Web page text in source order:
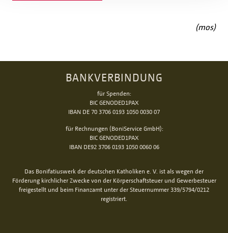
(mos)
BANKVERBINDUNG
für Spenden:
BIC GENODED1PAX
IBAN DE 70 3706 0193 1050 0030 07
für Rechnungen (BoniService GmbH):
BIC GENODED1PAX
IBAN DE92 3706 0193 1050 0060 06
Das Bonifatiuswerk der deutschen Katholiken e. V. ist als wegen der
Förderung kirchlicher Zwecke von der Körperschaftsteuer und Gewerbesteuer
freigestellt und beim Finanzamt unter der Steuernummer 339/5794/0212
registriert.